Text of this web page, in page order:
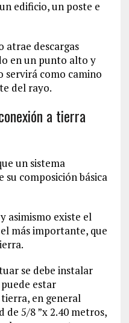
edificio, un poste e
atrae descargas
en un punto alto y
servirá como camino
del rayo.
a tierra
un sistema
su composición básica
asimismo existe el
más importante, que
se debe instalar
estar
en general
de 5/8 ”x 2.40 metros,